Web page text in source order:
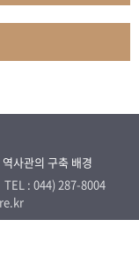
사관의 구축 배경
TEL : 044) 287-8004